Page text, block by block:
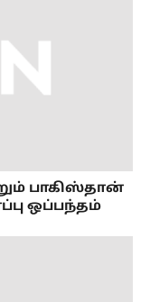
பாகிஸ்தான்
ஒப்பந்தம்